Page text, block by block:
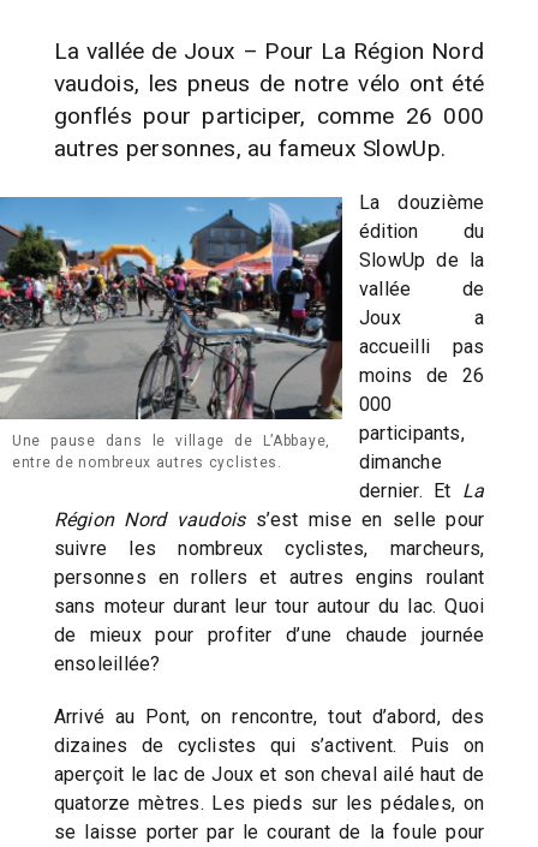
La vallée de Joux – Pour La Région Nord
vaudois, les pneus de notre vélo ont été
gonflés pour participer, comme 26 000
autres personnes, au fameux SlowUp.
Une pause dans le village de L’Abbaye,
entre de nombreux autres cyclistes.
La douzième
édition du
SlowUp de la
vallée de
Joux a
accueilli pas
moins de 26
000
participants,
dimanche
dernier. Et La
Région Nord vaudoiss’est mise en selle pour
suivre les nombreux cyclistes, marcheurs,
personnes en rollers et autres engins roulant
sans moteur durant leur tour autour du lac. Quoi
de mieux pour profiter d’une chaude journée
ensoleillée?
Arrivé au Pont, on rencontre, tout d’abord, des
dizaines de cyclistes qui s’activent. Puis on
aperçoit le lac de Joux et son cheval ailé haut de
quatorze mètres. Les pieds sur les pédales, on
se laisse porter par le courant de la foule pour